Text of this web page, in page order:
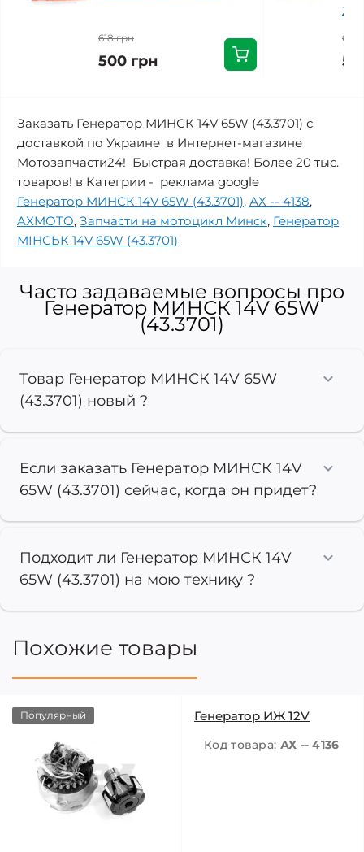
618 грн
500 грн
618
Заказать Генератор МИНСК 14V 65W (43.3701) с
доставкой по Украине в Интернет-магазине
Мотозапчасти24! Быстрая доставка! Более 20 тыс.
товаров! в Категрии - реклама google
Генератор МИНСК 14V 65W (43.3701), АХ -- 4138,
AXMOTO, Запчасти на мотоцикл Минск, Генератор
МІНСЬК 14V 65W (43.3701)
Часто задаваемые вопросы про
Генератор МИНСК 14V 65W
(43.3701)
Товар Генератор МИНСК 14V 65W
(43.3701) новый ?
Если заказать Генератор МИНСК 14V
65W (43.3701) сейчас, когда он придет?
Подходит ли Генератор МИНСК 14V
65W (43.3701) на мою технику ?
Похожие товары
Популярный Генератор ИЖ 12V
Код товара: АХ -- 4136